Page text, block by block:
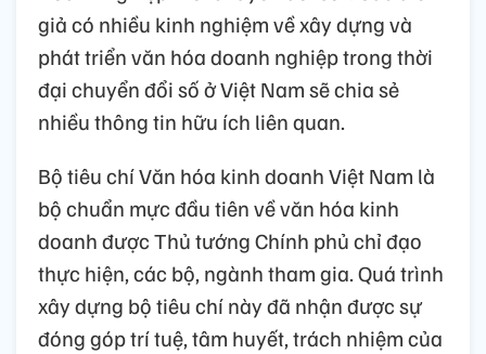
giả có nhiều kinh nghiệm về xây dựng và
phát triển văn hóa doanh nghiệp trong thời
đại chuyển đổi số ở Việt Nam sẽ chia sẻ
nhiều thông tin hữu ích liên quan.
Bộ tiêu chí Văn hóa kinh doanh Việt Nam là
bộ chuẩn mực đầu tiên về văn hóa kinh
doanh được Thủ tướng Chính phủ chỉ đạo
thực hiện, các bộ, ngành tham gia. Quá trình
xây dựng bộ tiêu chí này đã nhận được sự
đóng góp trí tuệ, tâm huyết, trách nhiệm của